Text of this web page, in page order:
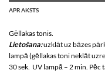
APRAKSTS
Gēllakas tonis.
Lietošana:uzklāt uz bāzes
lampā (gēllakas toni neklāt
30 sek. UV lampā – 2 min.